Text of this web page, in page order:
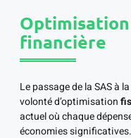
financière
Le passage de la SAS à
volonté d’optimisation
actuel où chaque
économies